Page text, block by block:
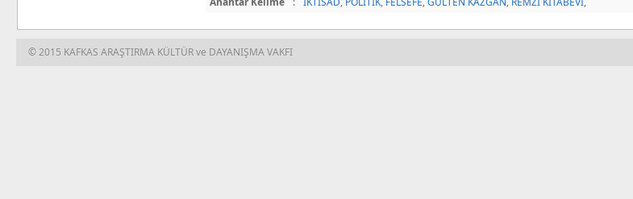
© 2015 KAFKAS ARAŞTIRMA KÜLTÜR ve DAYANIŞMA VAKFI